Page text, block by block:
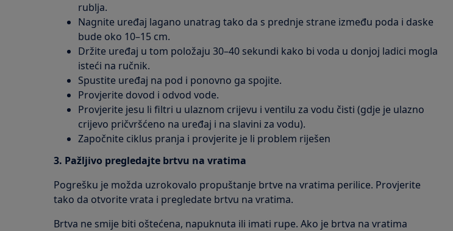
rublja.
Nagnite uređaj lagano unatrag tako da s prednje strane između poda i daske
bude oko 10–15 cm.
Držite uređaj u tom položaju 30–40 sekundi kako bi voda u donjoj ladici mogla
isteći na ručnik.
Spustite uređaj na pod i ponovno ga spojite.
Provjerite dovod i odvod vode.
Provjerite jesu li filtri u ulaznom crijevu i ventilu za vodu čisti (gdje je ulazno
crijevo pričvršćeno na uređaj i na slavini za vodu).
Započnite ciklus pranja i provjerite je li problem riješen
3. Pažljivo pregledajte brtvu na vratima
Pogrešku je možda uzrokovalo propuštanje brtve na vratima perilice. Provjerite
tako da otvorite vrata i pregledate brtvu na vratima.
Brtva ne smije biti oštećena, napuknuta ili imati rupe. Ako je brtva na vratima